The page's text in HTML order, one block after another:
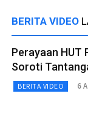
BERITA VIDEO
Perayaan HUT
Soroti
BERITA VIDEO 6